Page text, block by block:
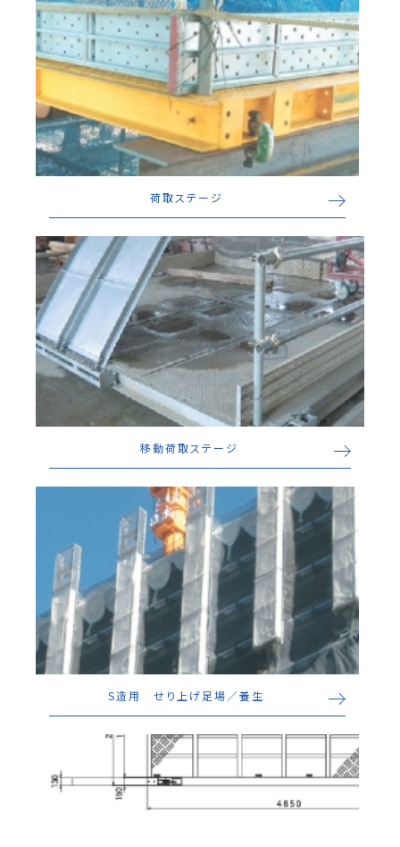
荷取ステージ
移動荷取ステージ
S造用 せり上げ足場／養生